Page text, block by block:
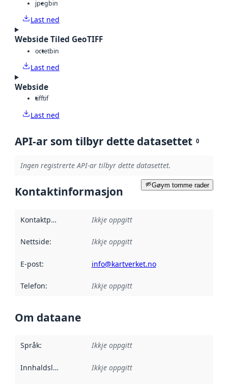
jpegbin
Last ned
Webside Tiled GeoTIFF
octetbin
Last ned
Webside
tifftif
Last ned
API-ar som tilbyr dette datasettet 0
Ingen registrerte API-ar tilbyr dette datasettet.
Gøym tomme rader
Kontaktinformasjon
Kontaktpunkt Ikkje oppgitt
Nettside: Ikkje oppgitt
E-post: info@kartverket.no
Telefon: Ikkje oppgitt
Om dataane
Språk: Ikkje oppgitt
Innhaldsleverandørar :
Ikkje oppgitt